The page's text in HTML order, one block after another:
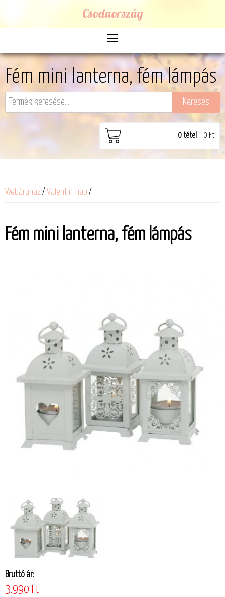
Csodaország
Fém mini lanterna, fém lámpás
0tétel 0 Ft
Webáruház/ Valentin-nap /
Fém mini lanterna, fém lámpás
Bruttó ár:
3.990 Ft